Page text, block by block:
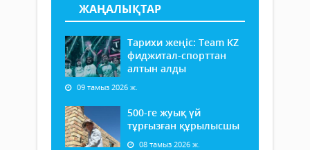
ЖАҢАЛЫҚТАР
Тарихи жеңіс: Team KZ
фиджитал-спорттан
алтын алды
09 тамыз 2026 ж.
500-ге жуық үй
тұрғызған құрылысшы
08 тамыз 2026 ж.